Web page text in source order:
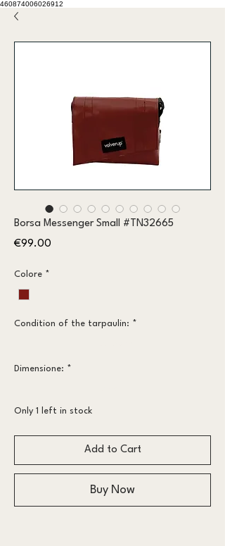
460874006026912
Borsa Messenger Small #TN32665
€99.00
Colore *
Condition of the tarpaulin: *
Dimensione: *
Only 1 left in stock
Add to Cart
Buy Now